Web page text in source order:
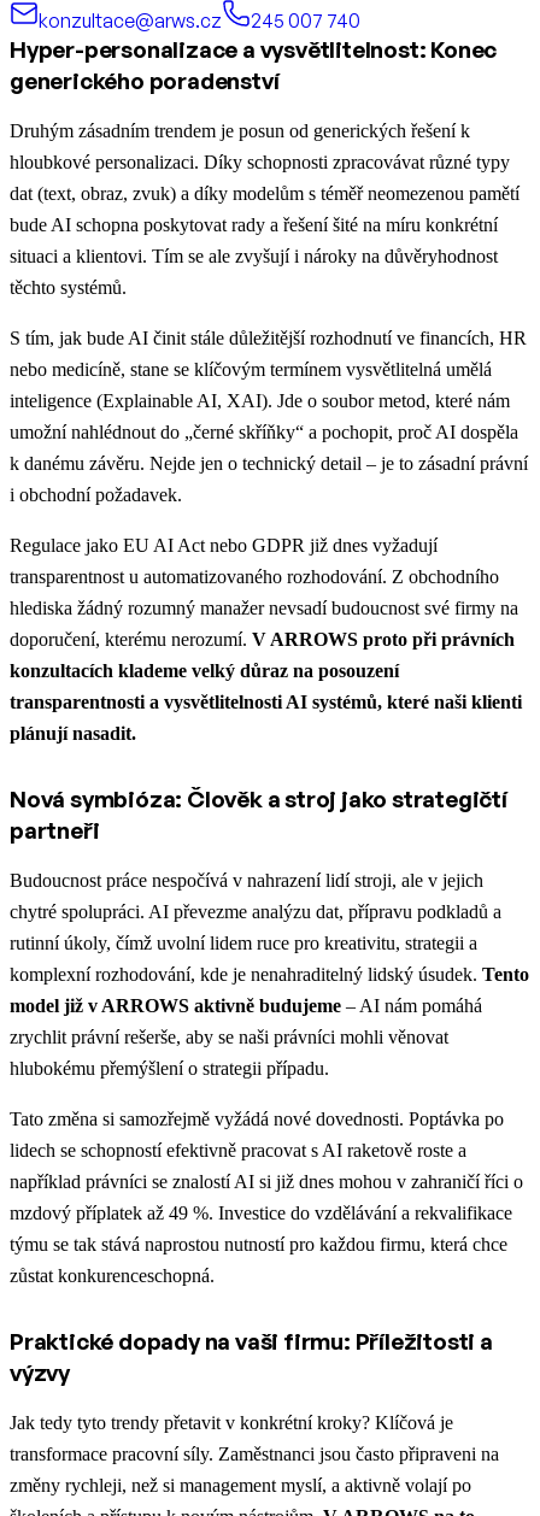
konzultace@arws.cz
245 007 740
Hyper-personalizace a vysvětlitelnost: Konec
generického poradenství
Druhým zásadním trendem je posun od generických řešení k
hloubkové personalizaci. Díky schopnosti zpracovávat různé typy
dat (text, obraz, zvuk) a díky modelům s téměř neomezenou pamětí
bude AI schopna poskytovat rady a řešení šité na míru konkrétní
situaci a klientovi. Tím se ale zvyšují i nároky na důvěryhodnost
těchto systémů.
S tím, jak bude AI činit stále důležitější rozhodnutí ve financích, HR
nebo medicíně, stane se klíčovým termínem vysvětlitelná umělá
inteligence (Explainable AI, XAI). Jde o soubor metod, které nám
umožní nahlédnout do „černé skříňky“ a pochopit, proč AI dospěla
k danému závěru. Nejde jen o technický detail – je to zásadní právní
i obchodní požadavek.
Regulace jako EU AI Act nebo GDPR již dnes vyžadují
transparentnost u automatizovaného rozhodování. Z obchodního
hlediska žádný rozumný manažer nevsadí budoucnost své firmy na
doporučení, kterému nerozumí. V ARROWS proto při právních
konzultacích klademe velký důraz na posouzení
transparentnosti a vysvětlitelnosti AI systémů, které naši klienti
plánují nasadit.
Nová symbióza: Člověk a stroj jako strategičtí
partneři
Budoucnost práce nespočívá v nahrazení lidí stroji, ale v jejich
chytré spolupráci. AI převezme analýzu dat, přípravu podkladů a
rutinní úkoly, čímž uvolní lidem ruce pro kreativitu, strategii a
komplexní rozhodování, kde je nenahraditelný lidský úsudek. Tento
model již v ARROWS aktivně budujeme – AI nám pomáhá
zrychlit právní rešerše, aby se naši právníci mohli věnovat
hlubokému přemýšlení o strategii případu.
Tato změna si samozřejmě vyžádá nové dovednosti. Poptávka po
lidech se schopností efektivně pracovat s AI raketově roste a
například právníci se znalostí AI si již dnes mohou v zahraničí říci o
mzdový příplatek až 49 %. Investice do vzdělávání a rekvalifikace
týmu se tak stává naprostou nutností pro každou firmu, která chce
zůstat konkurenceschopná.
Praktické dopady na vaši firmu: Příležitosti a
výzvy
Jak tedy tyto trendy přetavit v konkrétní kroky? Klíčová je
transformace pracovní síly. Zaměstnanci jsou často připraveni na
změny rychleji, než si management myslí, a aktivně volají po